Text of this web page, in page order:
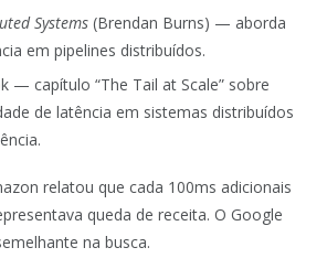
Systems (Brendan Burns) — aborda
em pipelines distribuídos.
— capítulo “The Tail at Scale” sobre
de latência em sistemas distribuídos
relatou que cada 100ms adicionais
queda de receita. O Google
na busca.